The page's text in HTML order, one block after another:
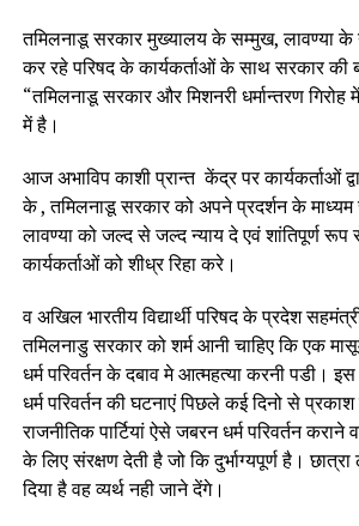
तमिलनाडू सरकार मुख्यालय के सम्मुख, लावण्या के
कर रहे परिषद के कार्यकर्ताओं के साथ सरकार की
“तमिलनाडू सरकार और मिशनरी धर्मान्तरण
में है।
आज अभाविप काशी प्रान्त केंद्र पर कार्यकर्ताओं
के , तमिलनाडू सरकार को अपने प्रदर्शन के माध्यम
लावण्या को जल्द से जल्द न्याय दे एवं शांतिपूर्ण रूप
कार्यकर्ताओं को शीध्र रिहा करे।
व अखिल भारतीय विद्यार्थी परिषद के प्रदेश
तमिलनाडु सरकार को शर्म आनी चाहिए कि एक
धर्म परिवर्तन के दबाव मे आत्महत्या करनी पडी।
धर्म परिवर्तन की घटनाएं पिछले कई दिनो से
राजनीतिक पार्टियां ऐसे जबरन धर्म परिवर्तन कराने
के लिए संरक्षण देती है जो कि दुर्भाग्यपूर्ण है।
दिया है वह व्यर्थ नही जाने देंगे।